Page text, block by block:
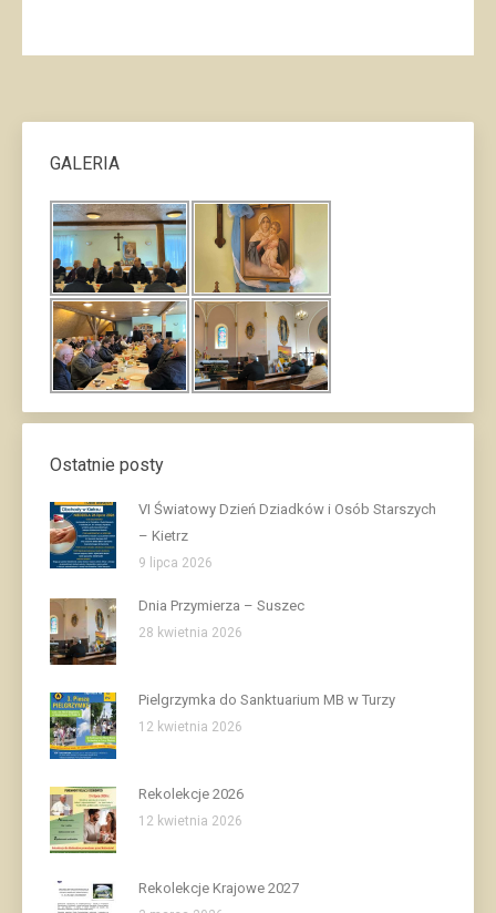
GALERIA
Ostatnie posty
VI Światowy Dzień Dziadków i Osób Starszych
– Kietrz
9 lipca 2026
Dnia Przymierza – Suszec
28 kwietnia 2026
Pielgrzymka do Sanktuarium MB w Turzy
12 kwietnia 2026
Rekolekcje 2026
12 kwietnia 2026
Rekolekcje Krajowe 2027